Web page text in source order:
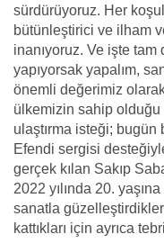
sürdürüyoruz. Her
bütünleştirici ve ilham
inanıyoruz. Ve işte
yapıyorsak yapalım,
önemli değerimiz
ülkemizin sahip
ulaştırma isteği;
Efendi sergisi
gerçek kılan Sakıp
2022 yılında 20.
sanatla
kattıkları için ayrıca